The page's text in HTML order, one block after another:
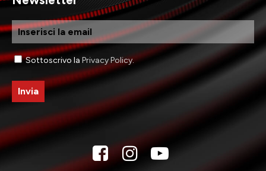
Email
Consenso
Sottoscrivo laPrivacy Policy.